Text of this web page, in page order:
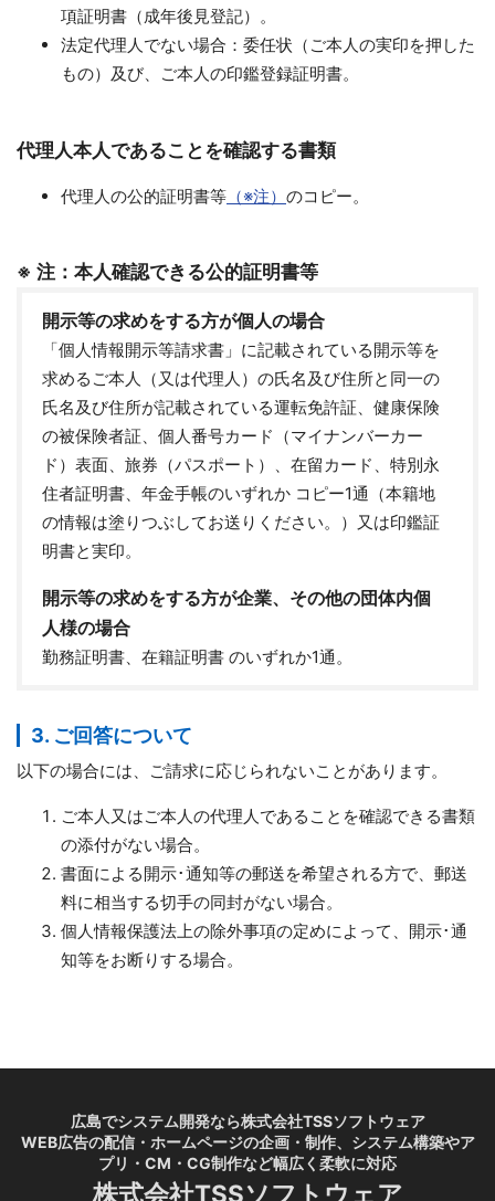
項証明書（成年後見登記）。
法定代理人でない場合：委任状（ご本人の実印を押した
もの）及び、ご本人の印鑑登録証明書。
代理人本人であることを確認する書類
代理人の公的証明書等 （※注） のコピー。
※ 注：本人確認できる公的証明書等
開示等の求めをする方が個人の場合
「個人情報開示等請求書」に記載されている開示等を
求めるご本人（又は代理人）の氏名及び住所と同一の
氏名及び住所が記載されている運転免許証、健康保険
の被保険者証、個人番号カード（マイナンバーカー
ド）表面、旅券（パスポート）、在留カード、特別永
住者証明書、年金手帳のいずれか コピー1通（本籍地
の情報は塗りつぶしてお送りください。）又は印鑑証
明書と実印。
開示等の求めをする方が企業、その他の団体内個
人様の場合
勤務証明書、在籍証明書 のいずれか1通。
3. ご回答について
以下の場合には、ご請求に応じられないことがあります。
ご本人又はご本人の代理人であることを確認できる書類
の添付がない場合。
書面による開示･通知等の郵送を希望される方で、郵送
料に相当する切手の同封がない場合。
個人情報保護法上の除外事項の定めによって、開示･通
知等をお断りする場合。
広島でシステム開発なら株式会社TSSソフトウェア
WEB広告の配信・ホームページの企画・制作、システム構築やア
プリ・CM・CG制作など幅広く柔軟に対応
株式会社TSSソフトウェア